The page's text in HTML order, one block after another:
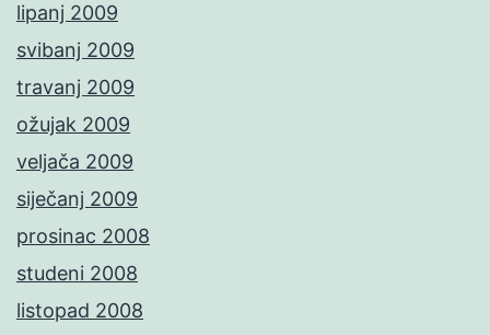
lipanj 2009
svibanj 2009
travanj 2009
ožujak 2009
veljača 2009
siječanj 2009
prosinac 2008
studeni 2008
listopad 2008